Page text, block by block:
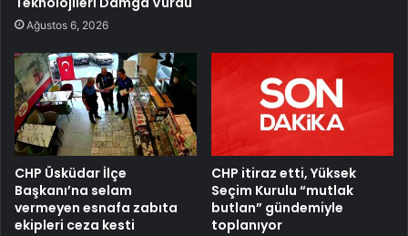
Ağustos 6, 2026
CHP Üsküdar İlçe
Başkanı’na selam
vermeyen esnafa zabıta
ekipleri ceza kesti
CHP itiraz etti, Yüksek
Seçim Kurulu “mutlak
butlan” gündemiyle
toplanıyor